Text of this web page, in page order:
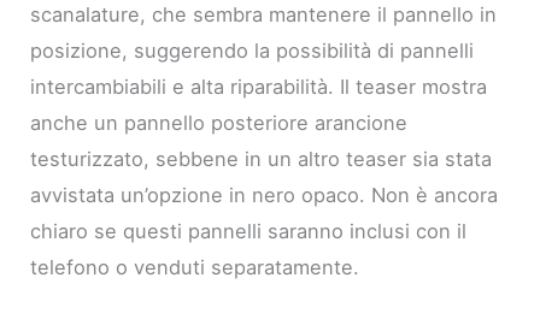
scanalature, che sembra mantenere il pannello in
posizione, suggerendo la possibilità di pannelli
intercambiabili e alta riparabilità. Il teaser mostra
anche un pannello posteriore arancione
testurizzato, sebbene in un altro teaser sia stata
avvistata un’opzione in nero opaco. Non è ancora
chiaro se questi pannelli saranno inclusi con il
telefono o venduti separatamente.